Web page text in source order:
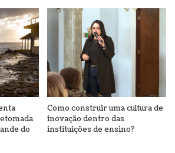
do
Como construir uma cultura de
inovação dentro das
instituições de ensino?